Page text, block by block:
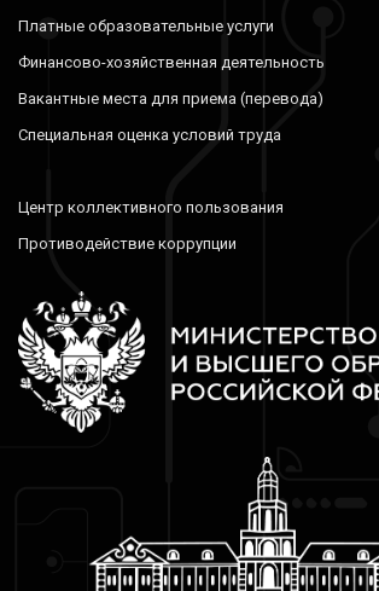
Платные образовательные услуги
Финансово-хозяйственная деятельность
Вакантные места для приема (перевода)
Специальная оценка условий труда
Центр коллективного пользования
Противодействие коррупции